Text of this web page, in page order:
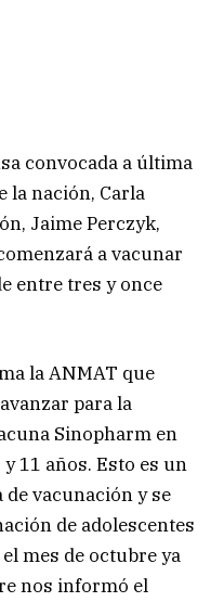
convocada a última
la nación, Carla
Jaime Perczyk,
a vacunar
entre tres y once
la ANMAT que
para la
Sinopharm en
11 años. Esto es un
de vacunación y se
de adolescentes
mes de octubre ya
nos informó el